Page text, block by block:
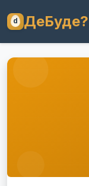
ДеБуде?